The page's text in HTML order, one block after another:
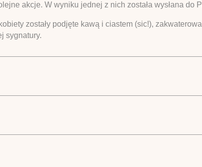
akcje. W wyniku jednej z nich została wysłana do
zostały podjęte kawą i ciastem (sic!),
sygnatury.